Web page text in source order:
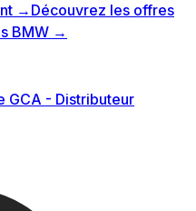
→ Découvrez les offres
BMW →
GCA - Distributeur